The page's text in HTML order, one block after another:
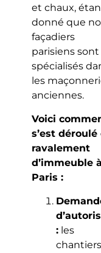
et chaux,
donné que
façadiers
parisiens sont
spécialisés
les
anciennes.
Voici
s’est déroulé
ravalement
d’immeuble à
Paris :
:les